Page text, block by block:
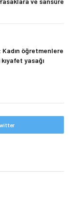
öğretmenlere
yasağı